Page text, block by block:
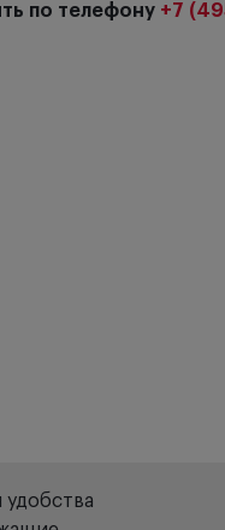
по телефону +7